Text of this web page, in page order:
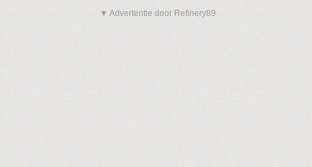
▼ Advertentie door Refinery89